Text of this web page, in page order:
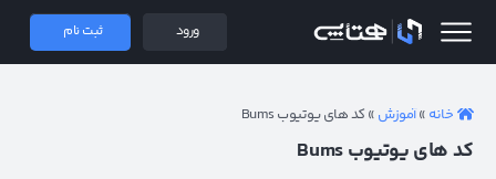
همتاپی ورود ثبت نام
خانه »آموزش » کد های یوتیوب Bums
کد های یوتیوب Bums